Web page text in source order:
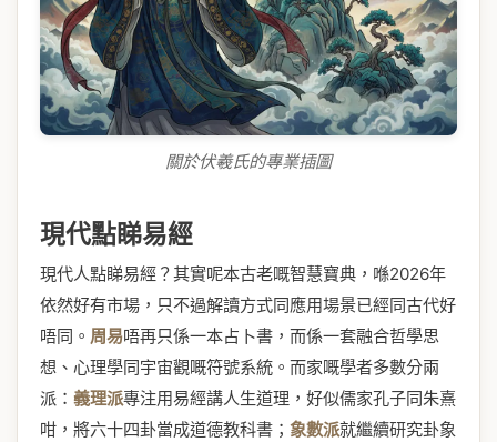
關於伏羲氏的專業插圖
現代點睇易經
現代人點睇易經？其實呢本古老嘅智慧寶典，喺2026年
依然好有市場，只不過解讀方式同應用場景已經同古代好
唔同。 周易唔再只係一本占卜書，而係一套融合哲學思
想、心理學同宇宙觀嘅符號系統。而家嘅學者多數分兩
派： 義理派專注用易經講人生道理，好似儒家孔子同朱熹
咁，將六十四卦當成道德教科書； 象數派就繼續研究卦象